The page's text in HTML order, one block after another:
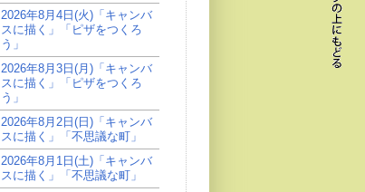
2026年8月4日(火)「キャンバ
スに描く」「ピザをつくろ
う」
2026年8月3日(月)「キャンバ
スに描く」「ピザをつくろ
う」
2026年8月2日(日)「キャンバ
スに描く」「不思議な町」
2026年8月1日(土)「キャンバ
スに描く」「不思議な町」